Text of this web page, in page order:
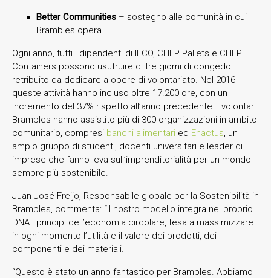
Better Communities – sostegno alle comunità in cui
Brambles opera.
Ogni anno, tutti i dipendenti di IFCO, CHEP Pallets e CHEP
Containers possono usufruire di tre giorni di congedo
retribuito da dedicare a opere di volontariato. Nel 2016
queste attività hanno incluso oltre 17.200 ore, con un
incremento del 37% rispetto all’anno precedente. I volontari
Brambles hanno assistito più di 300 organizzazioni in ambito
comunitario, compresi banchi alimentari ed Enactus, un
ampio gruppo di studenti, docenti universitari e leader di
imprese che fanno leva sull’imprenditorialità per un mondo
sempre più sostenibile.
Juan José Freijo, Responsabile globale per la Sostenibilità in
Brambles, commenta: “Il nostro modello integra nel proprio
DNA i principi dell’economia circolare, tesa a massimizzare
in ogni momento l’utilità e il valore dei prodotti, dei
componenti e dei materiali.
“Questo è stato un anno fantastico per Brambles. Abbiamo